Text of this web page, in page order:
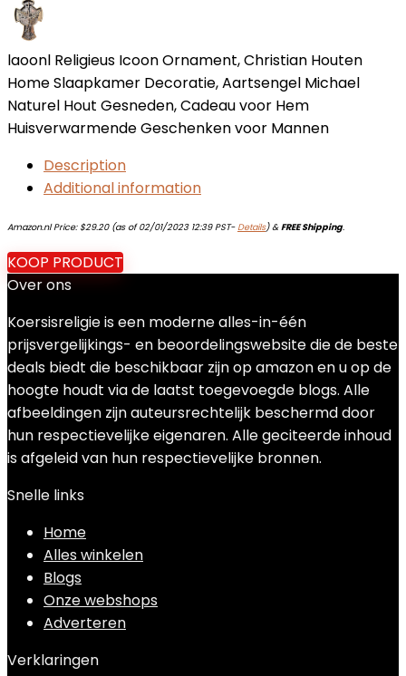
laoonl Religieus Icoon Ornament, Christian Houten
Home Slaapkamer Decoratie, Aartsengel Michael
Naturel Hout Gesneden, Cadeau voor Hem
Huisverwarmende Geschenken voor Mannen
Description
Additional information
Amazon.nl Price: $29.20(as of 02/01/2023 12:39 PST-Details)&FREE Shipping.
KOOP PRODUCT
Over ons
Koersisreligie is een moderne alles-in-één
prijsvergelijkings- en beoordelingswebsite die de beste
deals biedt die beschikbaar zijn op amazon en u op de
hoogte houdt via de laatst toegevoegde blogs. Alle
afbeeldingen zijn auteursrechtelijk beschermd door
hun respectievelijke eigenaren. Alle geciteerde inhoud
is afgeleid van hun respectievelijke bronnen.
Snelle links
Home
Alles winkelen
Blogs
Onze webshops
Adverteren
Verklaringen